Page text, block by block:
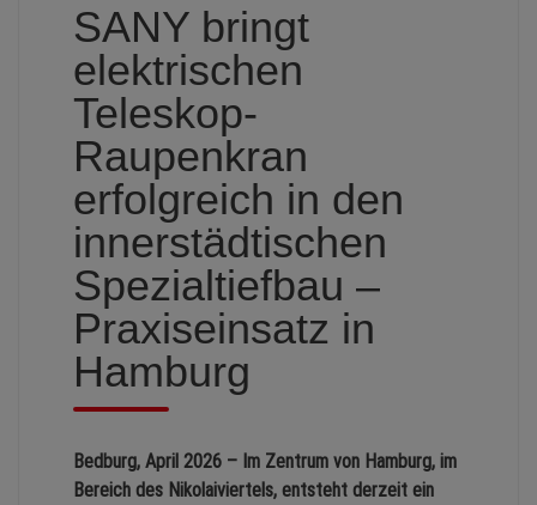
SANY bringt
elektrischen
Teleskop-
Raupenkran
erfolgreich in den
innerstädtischen
Spezialtiefbau –
Praxiseinsatz in
Hamburg
Bedburg, April 2026 – Im Zentrum von Hamburg, im
Bereich des Nikolaiviertels, entsteht derzeit ein